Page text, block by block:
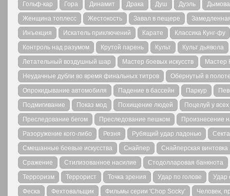
Гольф-кар
Гора Динамит Драка Душ Дуэль
Женщина топлесс
Жестокость Завал в пещере
Инъекция
Искатель приключений Карате
Классика Кунг-фу
Контроль над разумом
Крутой парень Культ
Культ дьявола
Летательный воздушный шар
Мастер боевых искусств
Мастер
Неудачные дубли во время финальных титров
Обернутый в
Опрокидывание автомобиля
Падение в бассейн Паркур
Подмигивание
Показ мод Похищение людей
Поцелуй у
Преследование бегом
Преследование пешком
Произнесение
Разоружение кого-либо
Резня Рубящий удар ладонью
Секта
Смешанные боевые искусства
Снайпер
Снайперская винтовка
Сражение
Стилизованное насилие
Стодолларовая банкнота
Терроризм
Террорист Точка зрения Удар по голове
Удар
Феска
Фехтовальщик Фильмы серии 'Chop Socky'
Человек,